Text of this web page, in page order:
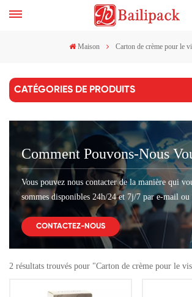
Maison Carton de crème pour le
CATÉGORIES DE PRODUITS
Comment Pouvons-Nous
Vous pouvez nous contacter de la manière qui
sommes disponibles 24h/24 et 7j/7 par e-mail ou
CONTACTEZ-NOUS
2 résultats trouvés pour "Carton de crème pour le